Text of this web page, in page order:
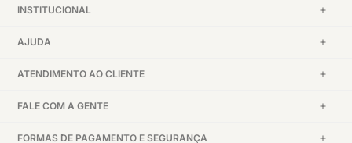
INSTITUCIONAL
AJUDA
ATENDIMENTO AO CLIENTE
FALE COM A GENTE
FORMAS DE PAGAMENTO E SEGURANÇA